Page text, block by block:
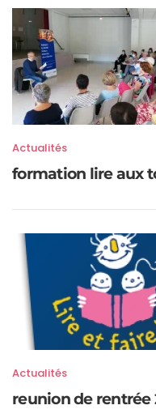
Actualités
formation lire aux
Actualités
reunion de rentrée